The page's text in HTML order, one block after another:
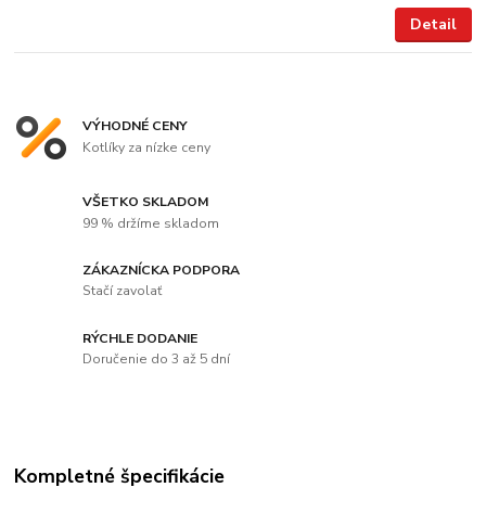
Detail
VÝHODNÉ CENY
Kotlíky za nízke ceny
VŠETKO SKLADOM
99 % držíme skladom
ZÁKAZNÍCKA PODPORA
Stačí zavolať
RÝCHLE DODANIE
Doručenie do 3 až 5 dní
Kompletné špecifikácie